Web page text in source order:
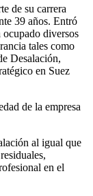
de su carrera
39 años. Entró
diversos
tales como
Desalación,
en Suez
de la empresa
al igual que
en el